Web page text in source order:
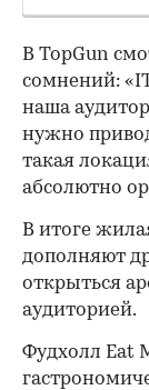
В TopGun
сомнений:
наша
нужно
такая
абсолютно
В итоге
дополняют
открыться
аудиторией.
Фудхолл Eat